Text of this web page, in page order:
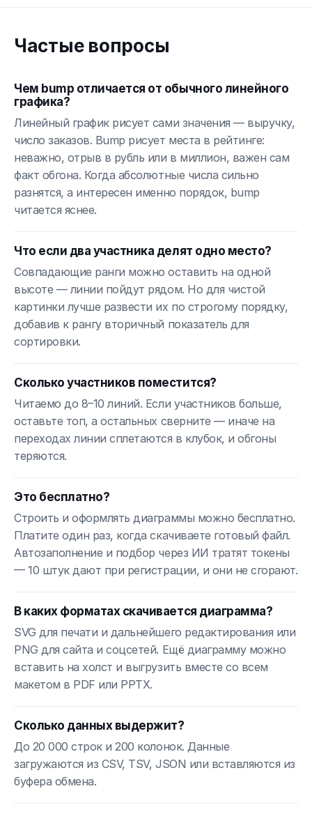
Частые вопросы
Чем bump отличается от обычного линейного
графика?
Линейный график рисует сами значения — выручку,
число заказов. Bump рисует места в рейтинге:
неважно, отрыв в рубль или в миллион, важен сам
факт обгона. Когда абсолютные числа сильно
разнятся, а интересен именно порядок, bump
читается яснее.
Что если два участника делят одно место?
Совпадающие ранги можно оставить на одной
высоте — линии пойдут рядом. Но для чистой
картинки лучше развести их по строгому порядку,
добавив к рангу вторичный показатель для
сортировки.
Сколько участников поместится?
Читаемо до 8–10 линий. Если участников больше,
оставьте топ, а остальных сверните — иначе на
переходах линии сплетаются в клубок, и обгоны
теряются.
Это бесплатно?
Строить и оформлять диаграммы можно бесплатно.
Платите один раз, когда скачиваете готовый файл.
Автозаполнение и подбор через ИИ тратят токены
— 10 штук дают при регистрации, и они не сгорают.
В каких форматах скачивается диаграмма?
SVG для печати и дальнейшего редактирования или
PNG для сайта и соцсетей. Ещё диаграмму можно
вставить на холст и выгрузить вместе со всем
макетом в PDF или PPTX.
Сколько данных выдержит?
До 20 000 строк и 200 колонок. Данные
загружаются из CSV, TSV, JSON или вставляются из
буфера обмена.